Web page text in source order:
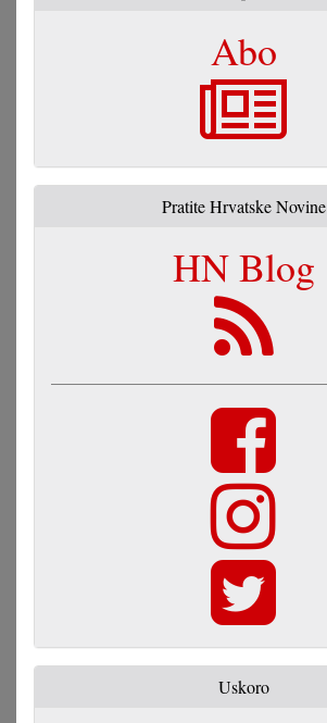
Abo
Pratite Hrvatske Novine
HN Blog
Uskoro